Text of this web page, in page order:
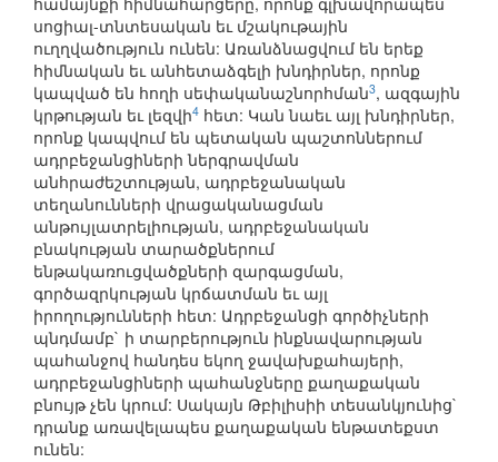
սոցիալ-տնտեսական եւ մշակութային
ուղղվածություն ունեն: Առանձնացվում են երեք
հիմնական եւ անհետաձգելի խնդիրներ, որոնք
կապված են հողի սեփականաշնորհման3, ազգային
կրթության եւ լեզվի4 հետ: Կան նաեւ այլ խնդիրներ,
որոնք կապվում են պետական պաշտոններում
ադրբեջանցիների ներգրավման
անհրաժեշտության, ադրբեջանական
տեղանունների վրացականացման
անթույլատրելիության, ադրբեջանական
բնակության տարածքներում
ենթակառուցվածքների զարգացման,
գործազրկության կրճատման եւ այլ
իրողությունների հետ: Ադրբեջանցի գործիչների
պնդմամբ` ի տարբերություն ինքնավարության
պահանջով հանդես եկող ջավախքահայերի,
ադրբեջանցիների պահանջները քաղաքական
բնույթ չեն կրում: Սակայն Թբիլիսիի տեսանկյունից`
դրանք առավելապես քաղաքական ենթատեքստ
ունեն: